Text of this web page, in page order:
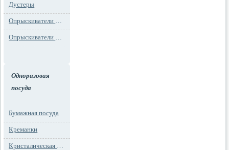
Дустеры
Опрыскиватели моторные
Опрыскиватели ранцевые
Одноразовая
посуда
Бумажная посуда
Креманки
Кристалическая посуда